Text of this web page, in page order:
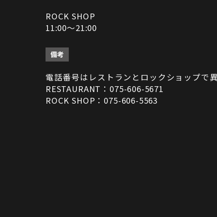
ROCK SHOP
11:00～21:00
備考
電話番号はレストランとロックショップで異
RESTAURANT：075-606-5671
ROCK SHOP：075-606-5563